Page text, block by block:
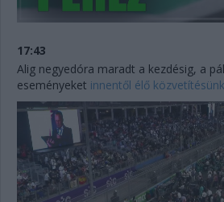
17:43
Alig negyedóra maradt a kezdésig, a
eseményeket innentől élő